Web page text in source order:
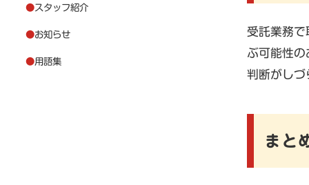
●スタッフ紹介
●お知らせ
●用語集
受託業務
ぶ可能性
判断がしづ
まと